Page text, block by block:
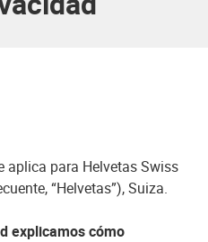
aplica para Helvetas Swiss
“Helvetas”), Suiza.
explicamos cómo